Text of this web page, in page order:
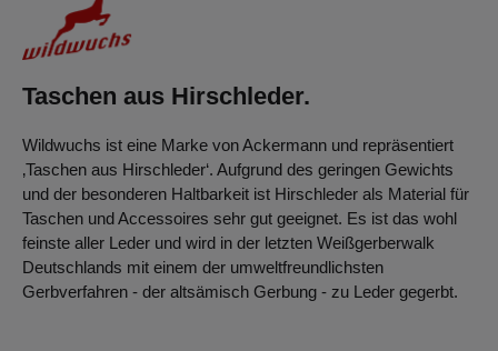
Taschen aus Hirschleder.
Wildwuchs ist eine Marke von Ackermann und repräsentiert
‚Taschen aus Hirschleder‘. Aufgrund des geringen Gewichts
und der besonderen Haltbarkeit ist Hirschleder als Material für
Taschen und Accessoires sehr gut geeignet. Es ist das wohl
feinste aller Leder und wird in der letzten Weißgerberwalk
Deutschlands mit einem der umweltfreundlichsten
Gerbverfahren - der altsämisch Gerbung - zu Leder gegerbt.